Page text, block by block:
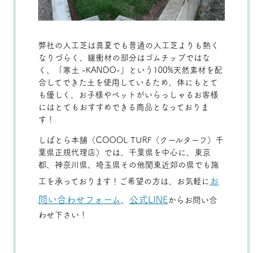
弊社の人工芝は真夏でも普通の人工芝よりも熱く
なりづらく、緩衝材の部分はゴムチップではな
く、「寒土 -KANDO-」という100%天然素材を配
合してできた土を使用しているため、体にもとて
も優しく、お子様やペットがいらっしゃるお客様
にはとてもおすすめできる商品となっておりま
す！
しばとら本舗（COOOL TURF（クールターフ）千
葉県正規代理店）では、千葉県を中心に、東京
都、神奈川県、埼玉県その他関東近郊の県でも施
工を承っております！ご希望の方は、お気軽に お
問い合わせフォーム
公式LINE からお問い合
わせ下さい！